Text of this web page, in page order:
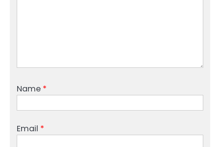
Name *
Email *